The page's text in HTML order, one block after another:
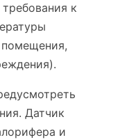
к
помещения,
Датчик
и